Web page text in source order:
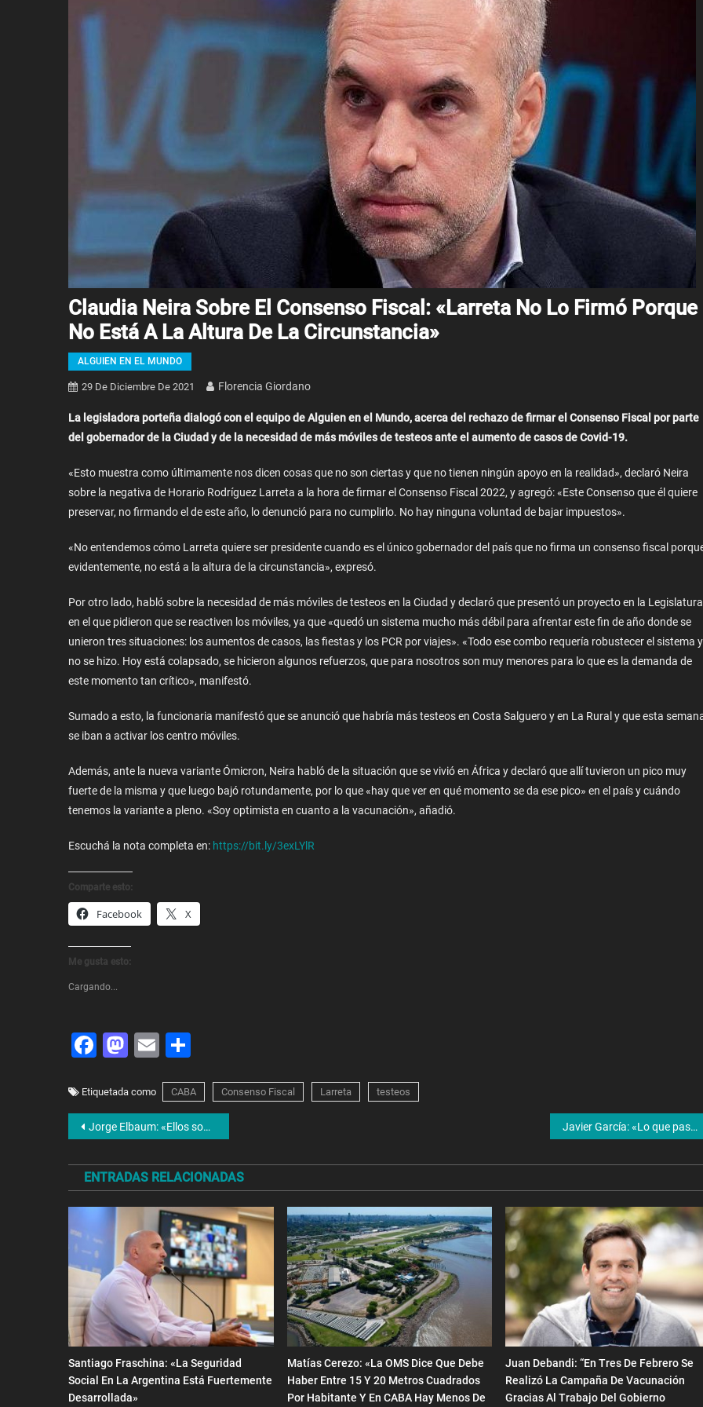
Claudia Neira Sobre El Consenso Fiscal: «Larreta No Lo Firmó Porque
No Está A La Altura De La Circunstancia»
ALGUIEN EN EL MUNDO
29 De Diciembre De 2021 Florencia Giordano
La legisladora porteña dialogó con el equipo de Alguien en el Mundo, acerca del rechazo de firmar el Consenso Fiscal por parte
del gobernador de la Ciudad y de la necesidad de más móviles de testeos ante el aumento de casos de Covid-19.
«Esto muestra como últimamente nos dicen cosas que no son ciertas y que no tienen ningún apoyo en la realidad», declaró Neira
sobre la negativa de Horario Rodríguez Larreta a la hora de firmar el Consenso Fiscal 2022, y agregó: «Este Consenso que él quiere
preservar, no firmando el de este año, lo denunció para no cumplirlo. No hay ninguna voluntad de bajar impuestos».
«No entendemos cómo Larreta quiere ser presidente cuando es el único gobernador del país que no firma un consenso fiscal
evidentemente, no está a la altura de la circunstancia», expresó.
Por otro lado, habló sobre la necesidad de más móviles de testeos en la Ciudad y declaró que presentó un proyecto en la
en el que pidieron que se reactiven los móviles, ya que «quedó un sistema mucho más débil para afrentar este fin de año donde se
unieron tres situaciones: los aumentos de casos, las fiestas y los PCR por viajes». «Todo ese combo requería robustecer el sistema y
no se hizo. Hoy está colapsado, se hicieron algunos refuerzos, que para nosotros son muy menores para lo que es la demanda de
este momento tan crítico», manifestó.
Sumado a esto, la funcionaria manifestó que se anunció que habría más testeos en Costa Salguero y en La Rural y que esta
se iban a activar los centro móviles.
Además, ante la nueva variante Ómicron, Neira habló de la situación que se vivió en África y declaró que allí tuvieron un pico muy
fuerte de la misma y que luego bajó rotundamente, por lo que «hay que ver en qué momento se da ese pico» en el país y cuándo
tenemos la variante a pleno. «Soy optimista en cuanto a la vacunación», añadió.
Escuchá la nota completa en: https://bit.ly/3exLYlR
Comparte esto:
Facebook X
Me gusta esto:
Cargando...
Facebook
Mastodon
Email
Etiquetada como CABA Consenso Fiscal Larreta testeos
Navegación
de
entradas
Jorge Elbaum: «Ellos son fuertes contra los más débiles y son sumisos con los fuertes del exterior» Javier García: «Lo que pasó, para nosotros es una tragedia. Para otros, es historia»
ENTRADAS RELACIONADAS
Santiago Fraschina: «La Seguridad
Social En La Argentina Está Fuertemente
Desarrollada»
Matías Cerezo: «La OMS Dice Que Debe
Haber Entre 15 Y 20 Metros Cuadrados
Por Habitante Y En CABA Hay Menos De
Juan Debandi: “En Tres De Febrero Se
Realizó La Campaña De Vacunación
Gracias Al Trabajo Del Gobierno